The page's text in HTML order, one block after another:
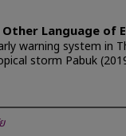
Language of
warning system in
storm Pabuk